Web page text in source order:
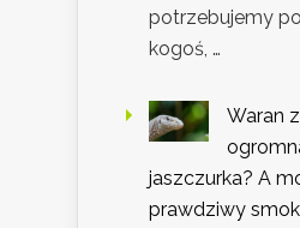
potrzebujemy
kogoś, …
Waran
jaszczurka? A
prawdziwy